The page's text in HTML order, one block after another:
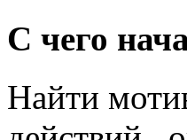
С чего
Найти